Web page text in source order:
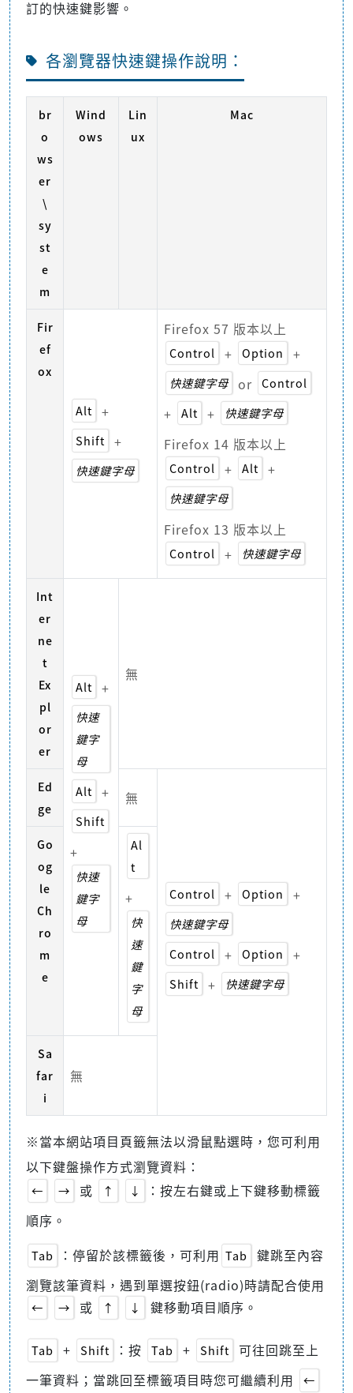
訂的快速鍵影響。
各瀏覽器快速鍵操作說明：
br
o
ws
er
\
sy
st
e
m
Wind
ows
Lin
ux
Mac
Fir
ef
ox
Alt +
Shift +
快速鍵字母
Firefox 57 版本以上
Control + Option +
快速鍵字母 or Control
+ Alt + 快速鍵字母
Firefox 14 版本以上
Control + Alt +
快速鍵字母
Firefox 13 版本以上
Control + 快速鍵字母
Int
er
ne
t
Ex
pl
or
er
Alt +
快速
鍵字
母
Alt
+
Shift
+
快速
鍵字
母
無
Ed
ge
無
Control + Option +
快速鍵字母
Control
+ Option +
Shift + 快速鍵字母
Go
og
le
Ch
ro
m
e
Al
t
+
快
速
鍵
字
母
Sa
far
i
無
※當本網站項目頁籤無法以滑鼠點選時，您可利用
以下鍵盤操作方式瀏覽資料：
← → 或 ↑ ↓
：按左右鍵或上下鍵移動標籤
順序。
Tab ：停留於該標籤後，可利用 Tab
鍵跳至內容
瀏覽該筆資料，遇到單選按鈕(radio)時請配合使用
← → 或 ↑ ↓ 鍵移動項目順序。
Tab + Shift ：按 Tab + Shift
可往回跳至上
一筆資料；當跳回至標籤項目時您可繼續利用
←